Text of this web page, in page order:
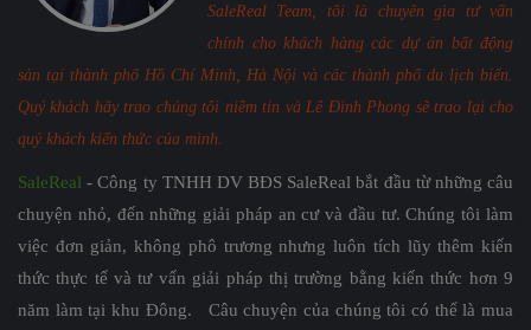
SaleReal Team, tôi là chuyên gia tư vấn
chính cho khách hàng các dự án bất động
sản tại thành phố Hồ Chí Minh, Hà Nội và các thành phố du lịch biển.
Quý khách hãy trao chúng tôi niềm tin và Lê Đình Phong sẽ trao lại cho
quý khách kiến thức của mình.
SaleReal - Công ty TNHH DV BĐS SaleReal bắt đầu từ những câu
chuyện nhỏ, đến những giải pháp an cư và đầu tư. Chúng tôi làm
việc đơn giản, không phô trương nhưng luôn tích lũy thêm kiến
thức thực tế và tư vấn giải pháp thị trường bằng kiến thức hơn 9
năm làm tại khu Đông. Câu chuyện của chúng tôi có thể là mua